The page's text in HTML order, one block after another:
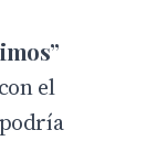
el